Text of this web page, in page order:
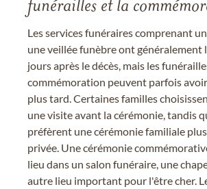
funérailles et la
Les services funéraires comprenant
une veillée funèbre ont généralement
jours après le décès, mais les
commémoration peuvent parfois
plus tard. Certaines familles
une visite avant la cérémonie, tandis
préfèrent une cérémonie familiale
privée. Une cérémonie
lieu dans un salon funéraire, une
autre lieu important pour l'être cher.